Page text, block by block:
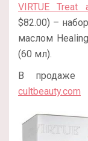
VIRTUE
$82.00) –
маслом
(60 мл).
В продаже
cultbeauty.com